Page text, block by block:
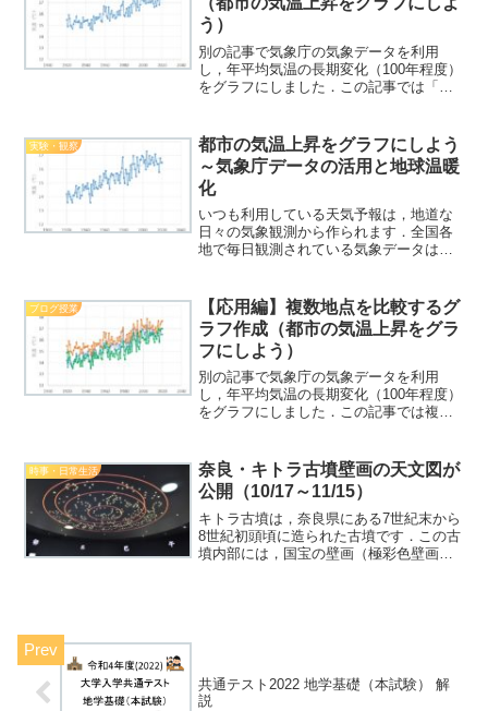
う）
別の記事で気象庁の気象データを利用
し，年平均気温の長期変化（100年程度）
をグラフにしました．この記事では「東
と，自由研究などでも幅がグッと広がり
ます．ここでは，他の都...
実験・観察
都市の気温上昇をグラフにしよう
～気象庁データの活用と地球温暖
化
いつも利用している天気予報は，地道な
日々の気象観測から作られます．全国各
地で毎日観測されている気象データは気
す．最近は，地球温暖化が話題になるこ
とも多く，都市の気温上昇の...
ブログ授業
【応用編】複数地点を比較するグ
ラフ作成（都市の気温上昇をグラ
フにしよう）
別の記事で気象庁の気象データを利用
し，年平均気温の長期変化（100年程度）
をグラフにしました．この記事では複数
て，下のグラフ（ここで東京・大阪・名
古屋で作成）のように...
時事・日常生活
奈良・キトラ古墳壁画の天文図が
公開（10/17～11/15）
キトラ古墳は，奈良県にある7世紀末から
8世紀初頭頃に造られた古墳です．この古
墳内部には，国宝の壁画（極彩色壁画）
共通テスト2022 地学基礎（本試験） 解
説